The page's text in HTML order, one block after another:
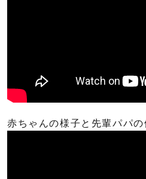
赤ちゃんの様子と先輩パ